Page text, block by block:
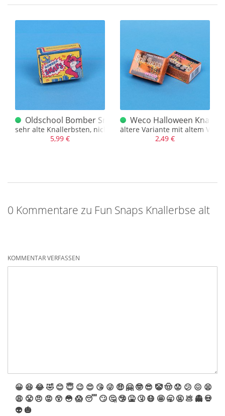
geschaffen, entstanden und überdauert haben, eben etwas
Oldschool Bomber Snaps ltd. Hong Kong
sehr alte Knallerbsten, nicht funktionstüchtig
5,99 €
Weco Halloween
ältere Variante mit altem VPI
2,49 €
0 Kommentare zu Fun Snaps Knallerbse alt
KOMMENTAR VERFASSEN
😀 😆 😂🤣 😊 😇 😉 😍 😘 😜 🤑 🤗 🤓 😎 🤡🤠 😟 😕 😖 😫
😩 😤 😠 😡 😲 😳 😱 😴 🙄 🤔 🤥 🤮 🤧 😷 🤩 🥱 🤬 💩 👻 💀
👽 🎃